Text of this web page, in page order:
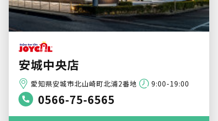
安城中央店
愛知県安城市北山崎町北浦2番地 9:00-19:00
0566-75-6565